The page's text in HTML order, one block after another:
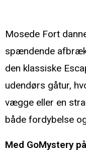
Mosede Fort
spændende
den klassiske
udendørs gåtur,
vægge eller en
både fordybelse
Med GoMystery